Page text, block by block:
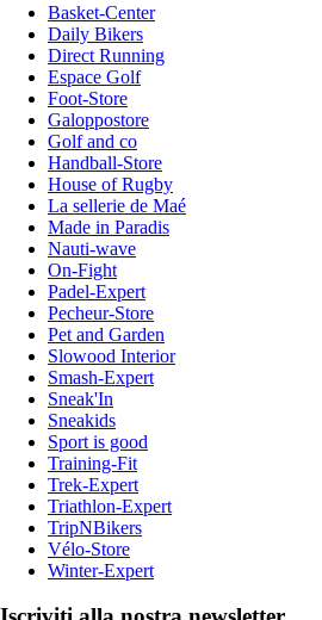
Basket-Center
Daily Bikers
Direct Running
Espace Golf
Foot-Store
Galoppostore
Golf and co
Handball-Store
House of Rugby
La sellerie de Maé
Made in Paradis
Nauti-wave
On-Fight
Padel-Expert
Pecheur-Store
Pet and Garden
Slowood Interior
Smash-Expert
Sneak'In
Sneakids
Sport is good
Training-Fit
Trek-Expert
Triathlon-Expert
TripNBikers
Vélo-Store
Winter-Expert